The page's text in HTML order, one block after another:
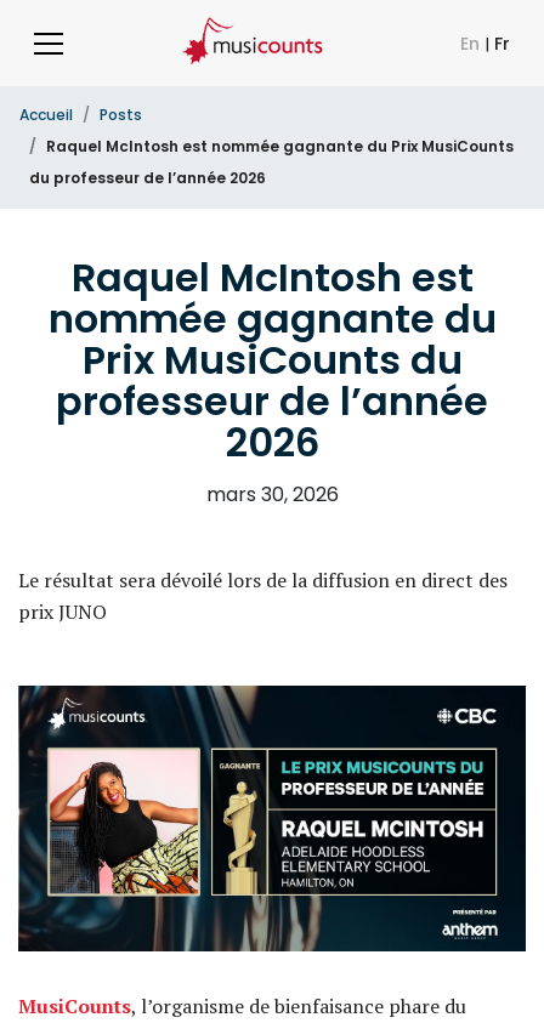
En | Fr
Accueil
Posts
Raquel McIntosh est nommée gagnante du Prix MusiCounts
du professeur de l’année 2026
Raquel McIntosh est
nommée gagnante du
Prix MusiCounts du
professeur de l’année
2026
mars 30, 2026
Le résultat sera dévoilé lors de la diffusion en direct des
prix JUNO
MusiCounts, l’organisme de bienfaisance phare du